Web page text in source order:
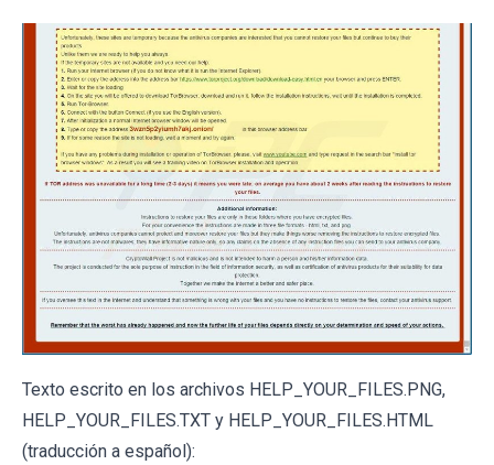
Texto escrito en los archivos HELP_YOUR_FILES.PNG,
HELP_YOUR_FILES.TXT y HELP_YOUR_FILES.HTML
(traducción a español):